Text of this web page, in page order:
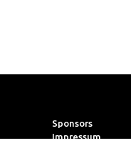
Sponsors
Impressum